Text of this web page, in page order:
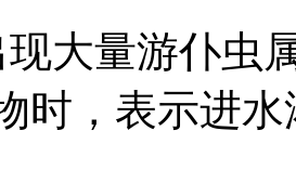
现大量游仆
时，表示进